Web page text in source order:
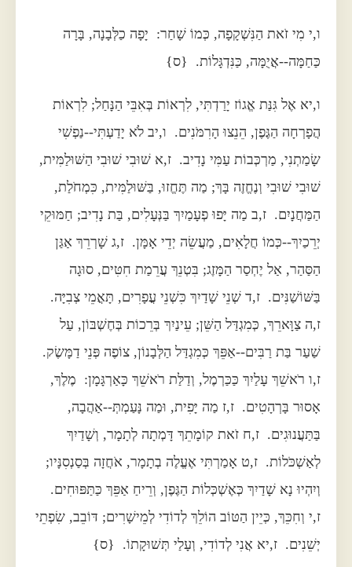
ו,י מִי זֹאת הַנִּשְׁקָפָה, כְּמוֹ שָׁחַר: יָפָה כַלְּבָנָה, בָּרָה
כַּחַמָּה--אֲיֻמָּה, כַּנִּדְגָּלוֹת. {ס}
ו,יא אֶל גִּנַּת אֱגוֹז יָרַדְתִּי, לִרְאוֹת בְּאִבֵּי הַנָּחַל; לִרְאוֹת
הֲפָרְחָה הַגֶּפֶן, הֵנֵצוּ הָרִמֹּנִים. ו,יב לֹא יָדַעְתִּי--נַפְשִׁי
שָׂמַתְנִי, מַרְכְּבוֹת עַמִּי נָדִיב. ז,א שׁוּבִי שׁוּבִי הַשּׁוּלַמִּית,
שׁוּבִי שׁוּבִי וְנֶחֱזֶה בָּךְ; מַה תֶּחֱזוּ, בַּשּׁוּלַמִּית, כִּמְחֹלַת,
הַמַּחֲנָיִם. ז,ב מַה יָּפוּ פְעָמַיִךְ בַּנְּעָלִים, בַּת נָדִיב; חַמּוּקֵי
יְרֵכַיִךְ--כְּמוֹ חֲלָאִים, מַעֲשֵׂה יְדֵי אָמָּן. ז,ג שָׁרְרֵךְ אַגַּן
הַסַּהַר, אַל יֶחְסַר הַמָּזֶג; בִּטְנֵךְ עֲרֵמַת חִטִּים, סוּגָה
בַּשּׁוֹשַׁנִּים. ז,ד שְׁנֵי שָׁדַיִךְ כִּשְׁנֵי עֳפָרִים, תָּאֳמֵי צְבִיָּה.
ז,ה צַוָּארֵךְ, כְּמִגְדַּל הַשֵּׁן; עֵינַיִךְ בְּרֵכוֹת בְּחֶשְׁבּוֹן, עַל
שַׁעַר בַּת רַבִּים--אַפֵּךְ כְּמִגְדַּל הַלְּבָנוֹן, צוֹפֶה פְּנֵי דַמָּשֶׂק.
ז,ו רֹאשֵׁךְ עָלַיִךְ כַּכַּרְמֶל, וְדַלַּת רֹאשֵׁךְ כָּאַרְגָּמָן: מֶלֶךְ,
אָסוּר בָּרְהָטִים. ז,ז מַה יָּפִית, וּמַה נָּעַמְתְּ--אַהֲבָה,
בַּתַּעֲנוּגִים. ז,ח זֹאת קוֹמָתֵךְ דָּמְתָה לְתָמָר, וְשָׁדַיִךְ
לְאַשְׁכֹּלוֹת. ז,ט אָמַרְתִּי אֶעֱלֶה בְתָמָר, אֹחֲזָה בְּסַנְסִנָּיו;
וְיִהְיוּ נָא שָׁדַיִךְ כְּאֶשְׁכְּלוֹת הַגֶּפֶן, וְרֵיחַ אַפֵּךְ כַּתַּפּוּחִים.
ז,י וְחִכֵּךְ, כְּיֵין הַטּוֹב הוֹלֵךְ לְדוֹדִי לְמֵישָׁרִים; דּוֹבֵב, שִׂפְתֵי
יְשֵׁנִים. ז,יא אֲנִי לְדוֹדִי, וְעָלַי תְּשׁוּקָתוֹ. {ס}